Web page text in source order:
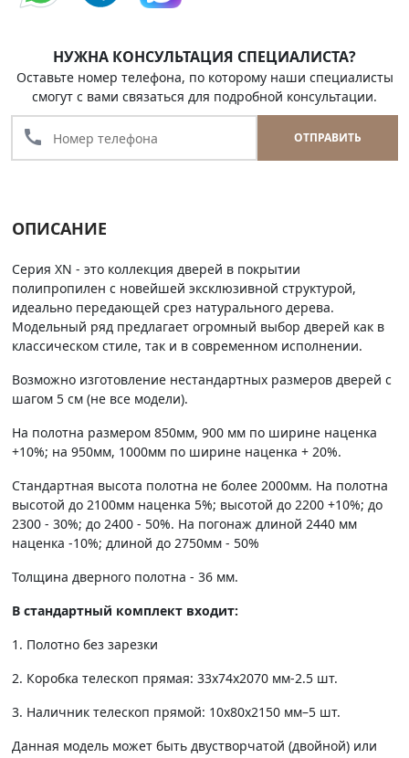
НУЖНА КОНСУЛЬТАЦИЯ СПЕЦИАЛИСТА?
Оставьте номер телефона, по которому наши специалисты
смогут с вами связаться для подробной консультации.
call ОТПРАВИТЬ
ОПИСАНИЕ
Серия XN - это коллекция дверей в покрытии
полипропилен с новейшей эксклюзивной структурой,
идеально передающей срез натурального дерева.
Модельный ряд предлагает огромный выбор дверей как в
классическом стиле, так и в современном исполнении.
Возможно изготовление нестандартных размеров дверей с
шагом 5 см (не все модели).
На полотна размером 850мм, 900 мм по ширине наценка
+10%; на 950мм, 1000мм по ширине наценка + 20%.
Стандартная высота полотна не более 2000мм. На полотна
высотой до 2100мм наценка 5%; высотой до 2200 +10%; до
2300 - 30%; до 2400 - 50%. На погонаж длиной 2440 мм
наценка -10%; длиной до 2750мм - 50%
Толщина дверного полотна - 36 мм.
В стандартный комплект входит:
1. Полотно без зарезки
2. Коробка телескоп прямая: 33х74х2070 мм-2.5 шт.
3. Наличник телескоп прямой: 10х80х2150 мм–5 шт.
Данная модель может быть двустворчатой (двойной) или